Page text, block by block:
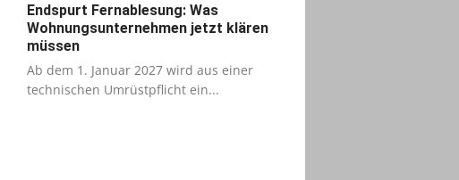
Endspurt Fernablesung: Was
Wohnungsunternehmen jetzt klären
müssen
Ab dem 1. Januar 2027 wird aus einer
technischen Umrüstpflicht ein...